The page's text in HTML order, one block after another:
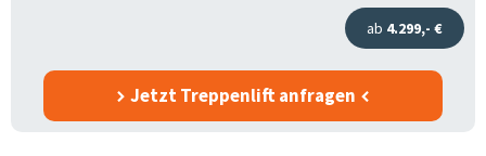
ab 4.299,- €
Jetzt Treppenlift anfragen